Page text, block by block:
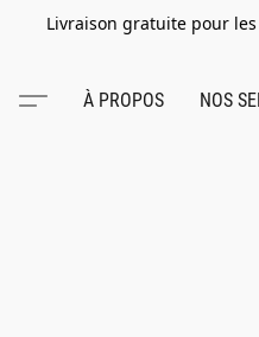
Livraison gratuite pour
À PROPOS NOS